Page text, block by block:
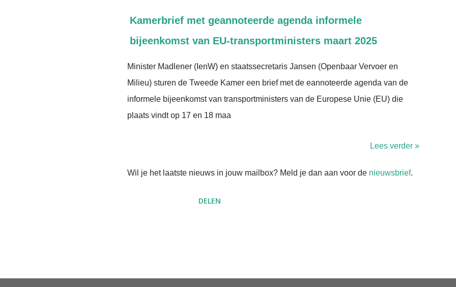
Kamerbrief met geannoteerde agenda informele
bijeenkomst van EU-transportministers maart 2025
Minister Madlener (IenW) en staatssecretaris Jansen (Openbaar Vervoer en
Milieu) sturen de Tweede Kamer een brief met de eannoteerde agenda van de
informele bijeenkomst van transportministers van de Europese Unie (EU) die
plaats vindt op 17 en 18 maa
Lees verder »
Wil je het laatste nieuws in jouw mailbox? Meld je dan aan voor de nieuwsbrief.
DELEN